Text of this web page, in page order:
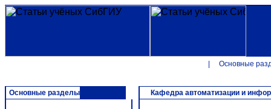
Основные
Основные разделы Кафедра автоматизации и